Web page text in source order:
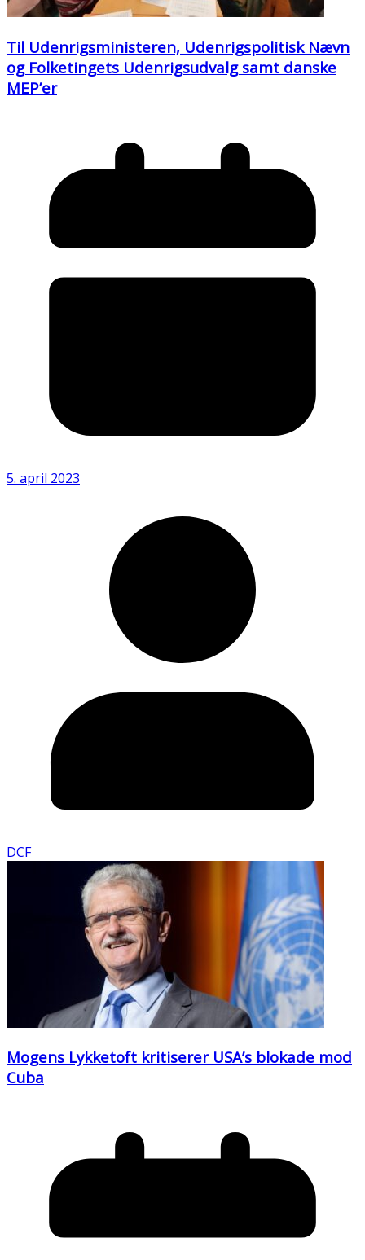
Til Udenrigsministeren, Udenrigspolitisk Nævn
og Folketingets Udenrigsudvalg samt danske
MEP’er
5. april 2023
DCF
Mogens Lykketoft kritiserer USA’s blokade mod
Cuba